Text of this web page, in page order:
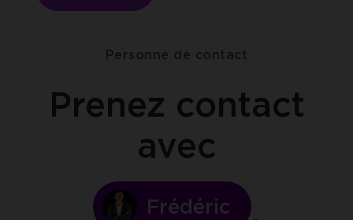
Personne de contact
Prenez contact
avec
Frédéric